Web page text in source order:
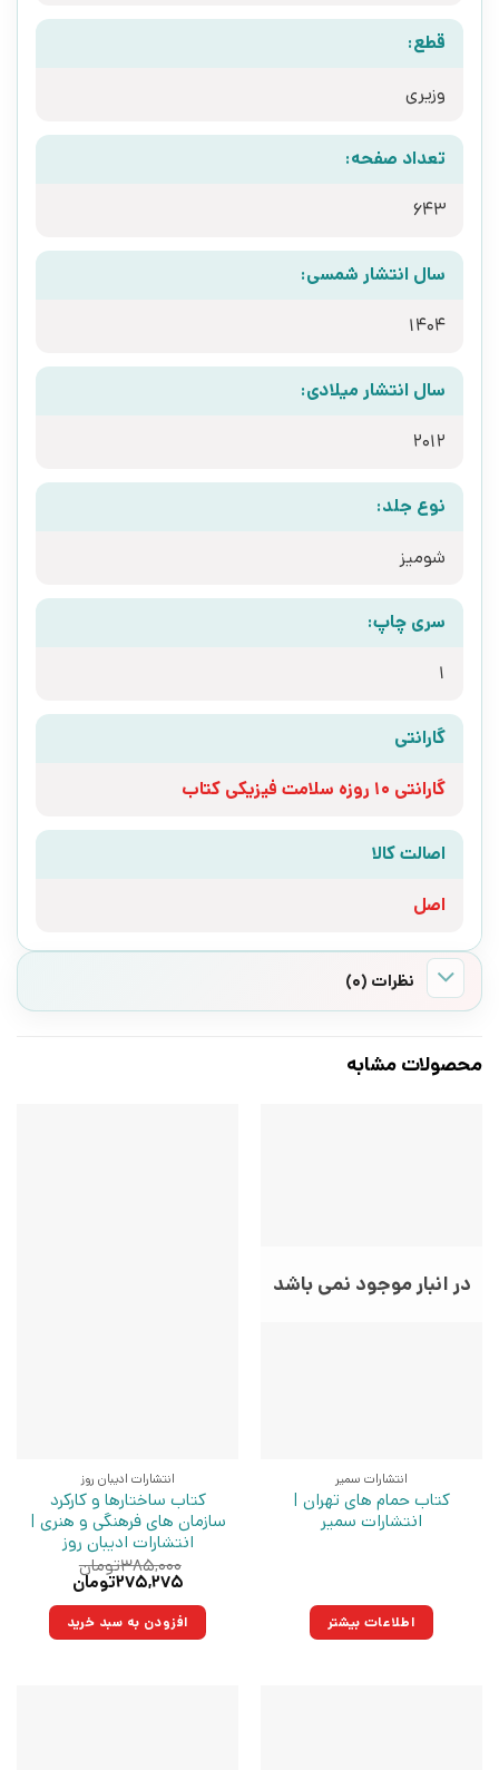
قطع:
وزیری
تعداد صفحه:
643
سال انتشار شمسی:
1404
سال انتشار میلادی:
2012
نوع جلد:
شومیز
سری چاپ:
1
گارانتی
گارانتی 10 روزه سلامت فیزیکی کتاب
اصالت کالا
اصل
نظرات (0)
محصولات مشابه
در انبار موجود نمی باشد
انتشارات سمیر
کتاب حمام های تهران |
انتشارات سمیر
اطلاعات بیشتر
انتشارات ادیبان روز
کتاب ساختارها و کارکرد
سازمان های فرهنگی و هنری |
انتشارات ادیبان روز
۳۸۵,۰۰۰تومان
قیمت
۳۸۵,۰۰۰تومان
بود.
۲۷۵,۲۷۵تومان
۲۷۵,۲۷۵تومان.افزودن به سبد خرید